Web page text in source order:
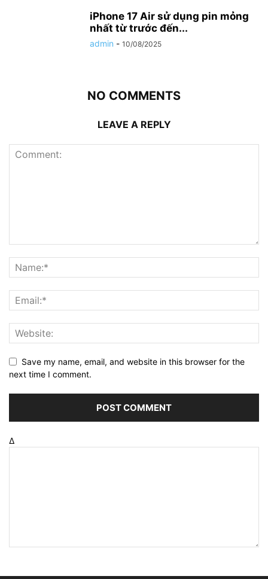
iPhone 17 Air sử dụng pin mỏng
nhất từ trước đến...
admin - 10/08/2025
NO COMMENTS
LEAVE A REPLY
Save my name, email, and website in this browser for the
next time I comment.
Δ